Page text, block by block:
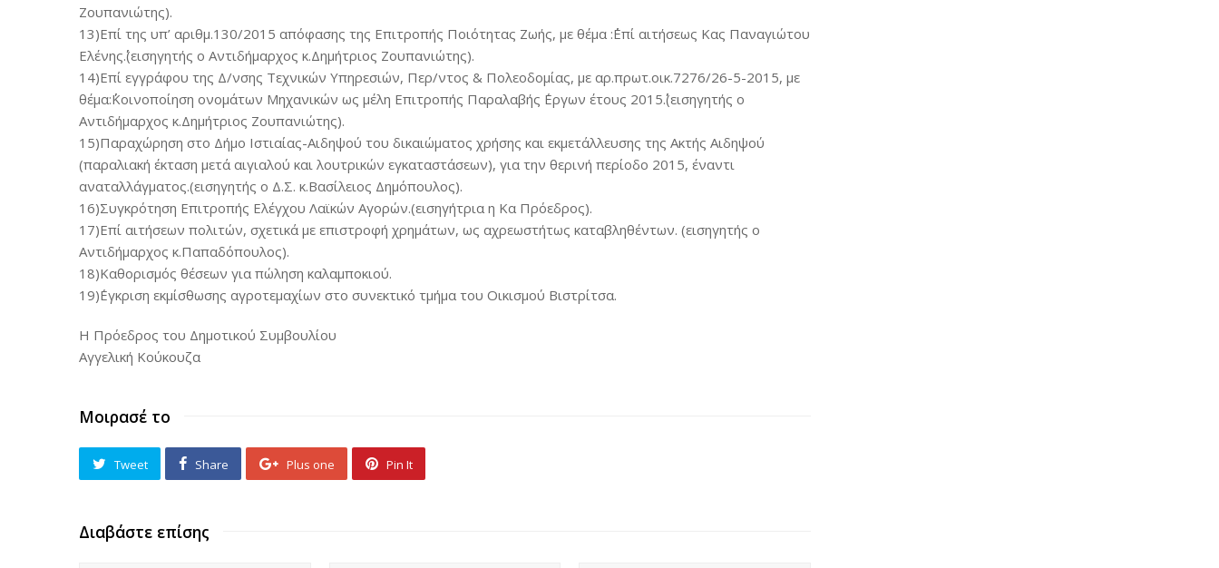
Ζουπανιώτης).
13)Επί της υπ’ αριθμ.130/2015 απόφασης της Επιτροπής Ποιότητας Ζωής, με θέμα :΄΄Επί αιτήσεως Κας Παναγιώτου
Ελένης΄΄.(εισηγητής ο Αντιδήμαρχος κ.Δημήτριος Ζουπανιώτης).
14)Επί εγγράφου της Δ/νσης Τεχνικών Υπηρεσιών, Περ/ντος & Πολεοδομίας, με αρ.πρωτ.οικ.7276/26-5-2015, με
θέμα:΄΄Κοινοποίηση ονομάτων Μηχανικών ως μέλη Επιτροπής Παραλαβής ΄Εργων έτους 2015΄΄.(εισηγητής ο
Αντιδήμαρχος κ.Δημήτριος Ζουπανιώτης).
15)Παραχώρηση στο Δήμο Ιστιαίας-Αιδηψού του δικαιώματος χρήσης και εκμετάλλευσης της Ακτής Αιδηψού
(παραλιακή έκταση μετά αιγιαλού και λουτρικών εγκαταστάσεων), για την θερινή περίοδο 2015, έναντι
αναταλλάγματος.(εισηγητής ο Δ.Σ. κ.Βασίλειος Δημόπουλος).
16)Συγκρότηση Επιτροπής Ελέγχου Λαϊκών Αγορών.(εισηγήτρια η Κα Πρόεδρος).
17)Επί αιτήσεων πολιτών, σχετικά με επιστροφή χρημάτων, ως αχρεωστήτως καταβληθέντων. (εισηγητής ο
Αντιδήμαρχος κ.Παπαδόπουλος).
18)Καθορισμός θέσεων για πώληση καλαμποκιού.
19)΄Εγκριση εκμίσθωσης αγροτεμαχίων στο συνεκτικό τμήμα του Οικισμού Βιστρίτσα.
Η Πρόεδρος του Δημοτικού Συμβουλίου
Αγγελική Κούκουζα
Μοιρασέ το
Tweet Share Plus one Pin It
Διαβάστε επίσης